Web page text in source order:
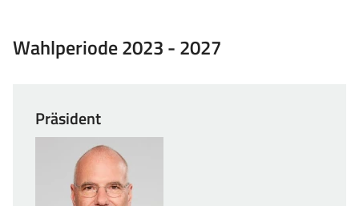
Wahlperiode 2023 - 2027
Präsident